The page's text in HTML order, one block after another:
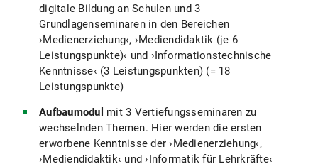
digitale Bildung an Schulen und 3
Grundlagenseminaren in den Bereichen
›Medienerziehung‹, ›Mediendidaktik (je 6
Leistungspunkte)‹ und ›Informationstechnische
Kenntnisse‹ (3 Leistungspunkten) (= 18
Leistungspunkte)
Aufbaumodul mit 3 Vertiefungsseminaren zu
wechselnden Themen. Hier werden die ersten
erworbene Kenntnisse der ›Medienerziehung‹,
›Mediendidaktik‹ und ›Informatik für Lehrkräfte‹